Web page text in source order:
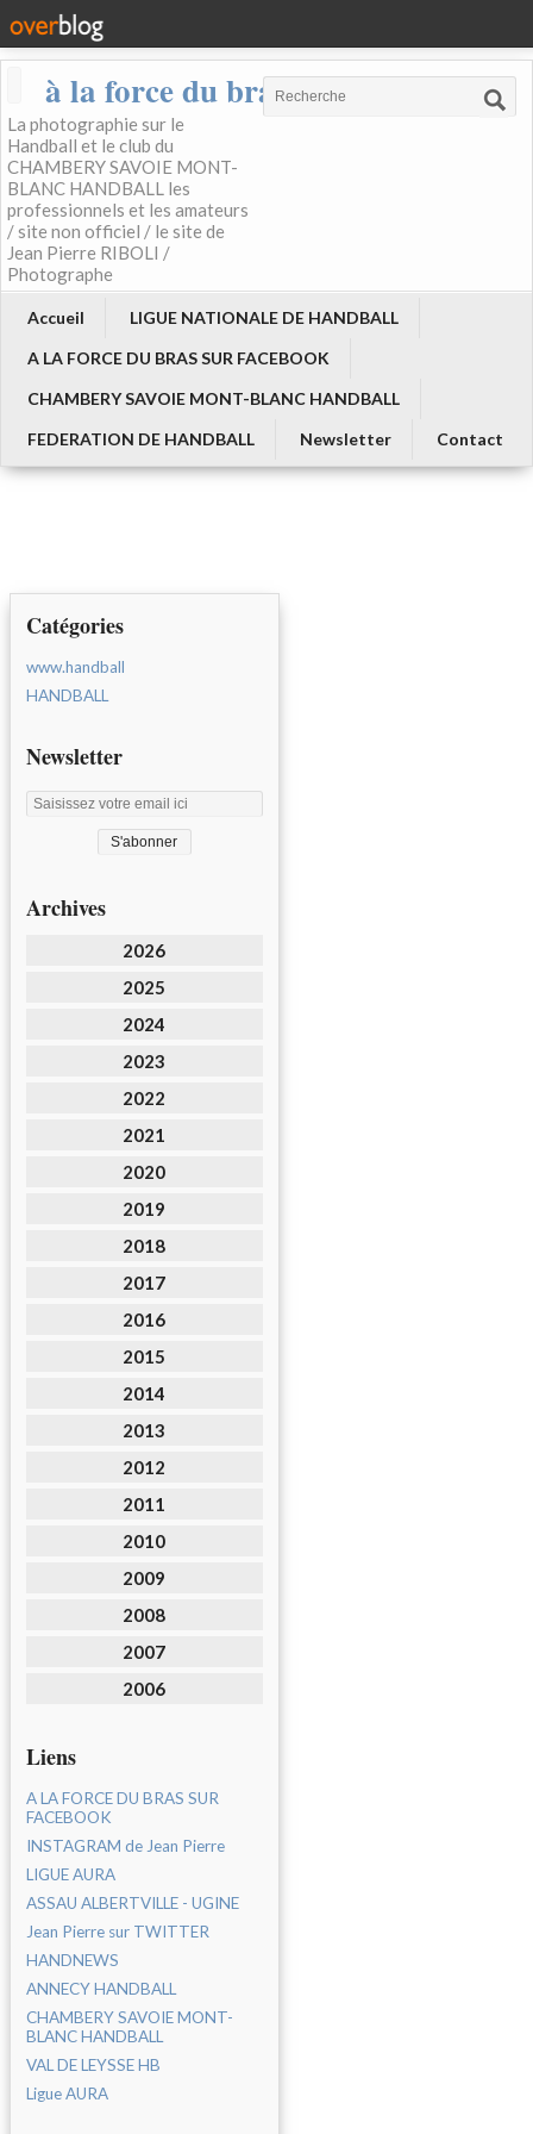
à la force du bras
La photographie sur le
Handball et le club du
CHAMBERY SAVOIE MONT-
BLANC HANDBALL les
professionnels et les amateurs
/ site non officiel / le site de
Jean Pierre RIBOLI /
Photographe
Accueil
LIGUE NATIONALE DE HANDBALL
A LA FORCE DU BRAS SUR FACEBOOK
CHAMBERY SAVOIE MONT-BLANC HANDBALL
FEDERATION DE HANDBALL
Newsletter Contact
Catégories
www.handball
HANDBALL
Newsletter
Archives
2026
2025
2024
2023
2022
2021
2020
2019
2018
2017
2016
2015
2014
2013
2012
2011
2010
2009
2008
2007
2006
Liens
A LA FORCE DU BRAS SUR
FACEBOOK
INSTAGRAM de Jean Pierre
LIGUE AURA
ASSAU ALBERTVILLE - UGINE
Jean Pierre sur TWITTER
HANDNEWS
ANNECY HANDBALL
CHAMBERY SAVOIE MONT-
BLANC HANDBALL
VAL DE LEYSSE HB
Ligue AURA